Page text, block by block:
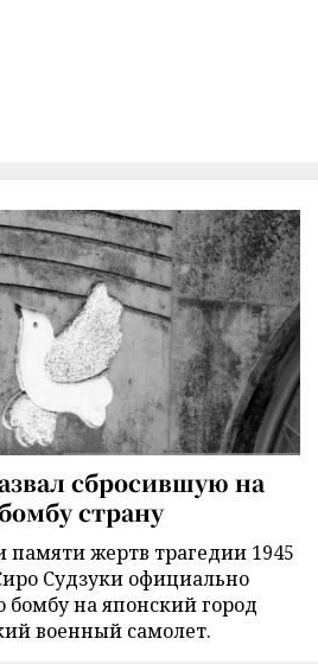
сбросившую на
страну
жертв трагедии 1945
Судзуки официально
бомбу на японский город
военный самолет.